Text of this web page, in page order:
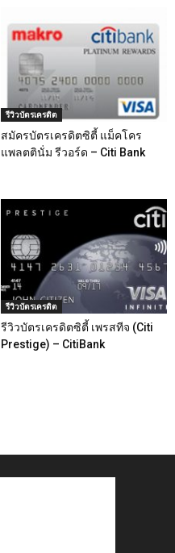
รีวิวบัตรเครดิต
สมัครบัตรเครดิตซิตี้ แม็คโคร
แพลตตินั่ม รีวอร์ด – Citi Bank
รีวิวบัตรเครดิต
รีวิวบัตรเครดิตซิตี้ เพรสทีจ (Citi
Prestige) – CitiBank